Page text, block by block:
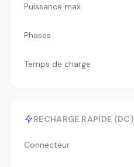
Puissance max
Phases
Temps de charge
RECHARGE RAPIDE (DC)
Connecteur